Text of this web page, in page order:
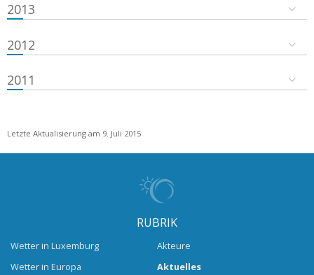
2013
2012
2011
Letzte Aktualisierung am 9. Juli 2015
RUBRIK
Wetter in Luxemburg
Wetter in Europa
Akteure
Aktuelles